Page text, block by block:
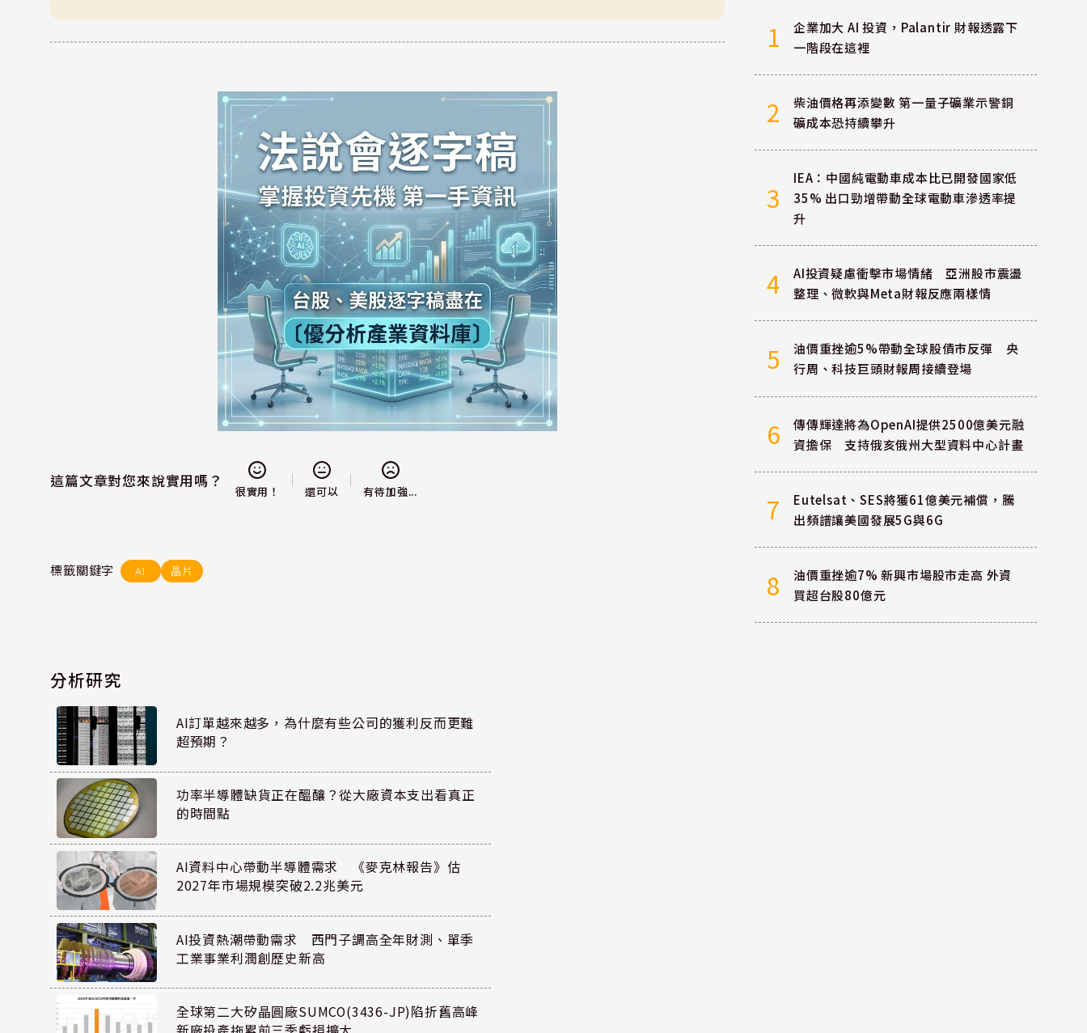
這篇文章對您來說實用嗎？
很實用！ 還可以 有待加強...
標籤關鍵字 AI 晶片
分析研究
AI訂單越來越多，為什麼有些公司的獲利反而更難
超預期？
功率半導體缺貨正在醞釀？從大廠資本支出看真正
的時間點
AI資料中心帶動半導體需求 《麥克林報告》估
2027年市場規模突破2.2兆美元
AI投資熱潮帶動需求 西門子調高全年財測、單季
工業事業利潤創歷史新高
全球第二大矽晶圓廠SUMCO(3436-JP)陷折舊高峰
1
企業加大 AI 投資，Palantir 財報透露下
一階段在這裡
2
柴油價格再添變數 第一量子礦業示警銅
礦成本恐持續攀升
3
IEA：中國純電動車成本比已開發國家低
35% 出口勁增帶動全球電動車滲透率提
升
4
AI投資疑慮衝擊市場情緒 亞洲股市震盪
整理、微軟與Meta財報反應兩樣情
5
油價重挫逾5%帶動全球股債市反彈 央
行周、科技巨頭財報周接續登場
6
傳傳輝達將為OpenAI提供2500億美元融
資擔保 支持俄亥俄州大型資料中心計畫
7
Eutelsat、SES將獲61億美元補償，騰
出頻譜讓美國發展5G與6G
8
油價重挫逾7% 新興市場股市走高 外資
買超台股80億元